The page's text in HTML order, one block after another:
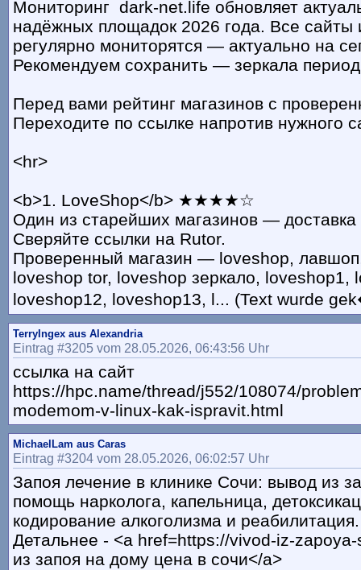
Мониторинг dark-net.life обновляет
надёжных площадок 2026 года. Все сайты
регулярно мониторятся — актуально на
Рекомендуем сохранить — зеркала
Перед вами рейтинг магазинов с
Переходите по ссылке напротив нужного
<hr>
<b>1. LoveShop</b> ★★★★☆
Один из старейших магазинов — доставка
Сверяйте ссылки на Rutor.
Проверенный магазин — loveshop,
loveshop tor, loveshop зеркало, loveshop1,
loveshop12, loveshop13, l... (Text wurde
TerryIngex aus Alexandria
Eintrag #3205 vom 28.05.2026, 06:43:56 Uhr
ссылка на сайт
https://hpc.name/thread/j552/108074/
modemom-v-linux-kak-ispravit.html
MichaelLam aus Caras
Eintrag #3204 vom 28.05.2026, 06:02:57 Uhr
Запоя лечение в клинике Сочи: вывод из
помощь нарколога, капельница,
кодирование алкоголизма и реабилитация.
Детальнее - <a href=https://vivod-iz-
из запоя на дому цена в сочи</a>